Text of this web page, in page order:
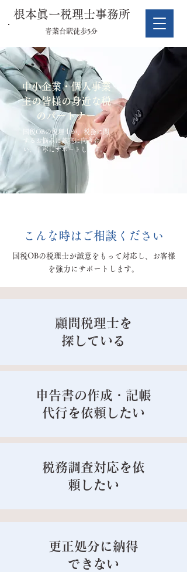
根本眞一税理士事務所
青葉台駅徒歩5分
中小企業・個人事業
主の皆様の身近な税
のパートナー
国税OBの税理士が、税務に関
するお悩みに誠実に向き合
い、丁寧にサポートします。
こんな時はご相談ください
国税OBの税理士が誠意をもって対応し、お客様
を強力にサポートします。
顧問税理士を
探している
申告書の作成・記帳
代行を依頼したい
税務調査対応を依
頼したい
更正処分に納得
できない